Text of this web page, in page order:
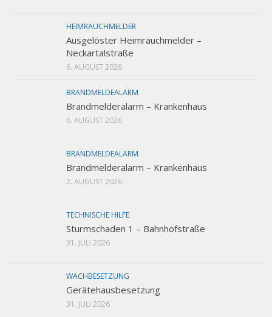
HEIMRAUCHMELDER
Ausgelöster Heimrauchmelder –
Neckartalstraße
6. AUGUST 2026
BRANDMELDEALARM
Brandmelderalarm – Krankenhaus
6. AUGUST 2026
BRANDMELDEALARM
Brandmelderalarm – Krankenhaus
2. AUGUST 2026
TECHNISCHE HILFE
Sturmschaden 1 – Bahnhofstraße
31. JULI 2026
WACHBESETZUNG
Gerätehausbesetzung
31. JULI 2026